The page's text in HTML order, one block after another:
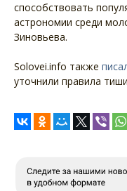
способствовать
астрономии среди
Зиновьева.
Solovei.info также
уточнили правила